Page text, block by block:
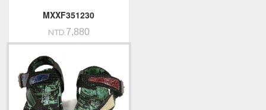
MXXF351230
NTD.7,880